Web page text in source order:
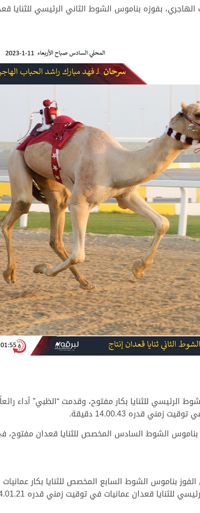
الرئيسي للثنايا بكار مفتوح، وقدمت “الظبي” أداء
قدره 14.00.43 دقيقة.
الشوط السادس المخصص للثنايا قعدان مفتوح، في توقيت
قعدان عمانيات في توقيت زمني قدره 14.01.21 دقيقة.